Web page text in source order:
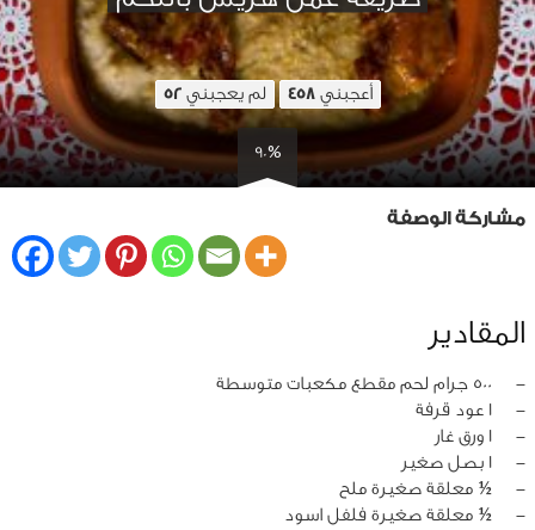
أعجبني458 لم يعجبني52
90%
مشاركة الوصفة
المقادير
‏-
500 جرام لحم مقطع مكعبات متوسطة
‏-
1 عود قرفة
‏-
1 ورق غار
‏-
1 بصل صغير
‏-
½ معلقة صغيرة ملح
‏-
½ معلقة صغيرة فلفل اسود